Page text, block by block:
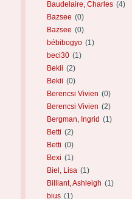
Baudelaire, Charles (4)
Bazsee (0)
Bazsee (0)
bébibogyo (1)
beci30 (1)
Bekii (2)
Bekii (0)
Berencsi Vivien (0)
Berencsi Vivien (2)
Bergman, Ingrid (1)
Betti (2)
Betti (0)
Bexi (1)
Biel, Lisa (1)
Billiant, Ashleigh (1)
bius (1)